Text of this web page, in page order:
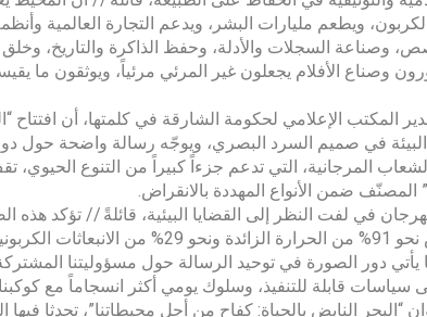
ويطعم مليارات البشر، ويدعم التجارة العالمية
وصناعة السجلات والأدلة، وحفظ الذاكرة والتاريخ،
وصناع الأفلام يجعلون غير المرئي مرئياً، ويوثقون ما
المكتب الإعلامي لحكومة الشارقة في كلمتها، أن افتتاح
في صميم السرد البصري، ويوجّه رسالة واضحة حول
المرجانية، التي تدعم جزءاً كبيراً من التنوع الحيوي،
ضمن الأنواع المهددة بالانقراض.
في لفت النظر إلى القضايا البيئية، قائلةً // تؤكد
لقطة جميلة؛ فالمحيطات تمتص نحو 91% من الحرارة
يأتي دور الصورة في توحيد الرسالة حول مسؤوليتنا
سياسات قابلة للتنفيذ، وسلوك يومي أكثر انسجاماً مع
“البحر النابض بالحياة: كفاح من أجل محيطاتنا”، تحدثا